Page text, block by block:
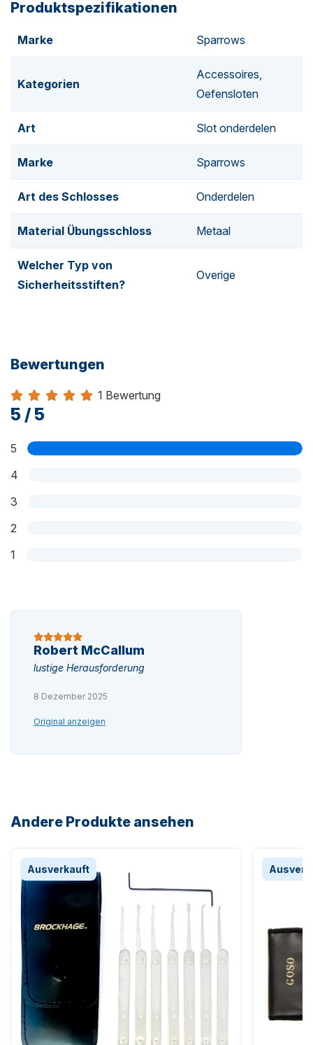
3 Turm-Stifte
Bolzenpinzette von Sparrows, damit du
kleinen runden Stifte leicht und sicher greifen zu können.
Produktspezifikationen
Marke Sparrows
Kategorien
Accessoires,
Oefensloten
Art Slot onderdelen
Marke Sparrows
Art des Schlosses Onderdelen
Material Übungsschloss Metaal
Welcher Typ von
Sicherheitsstiften?
Overige
Bewertungen
Bewertung 5 von 5
1 Bewertung
5 / 5
1
2
3
4
5
Robert McCallum
lustige Herausforderung
8 Dezember 2025
Original anzeigen
Andere Produkte ansehen
Ausverkauft